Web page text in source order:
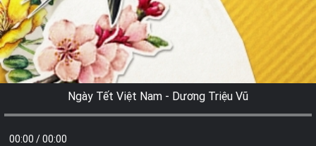
Ngày Tết Việt Nam - Dương Triệu Vũ
00:00 /00:00